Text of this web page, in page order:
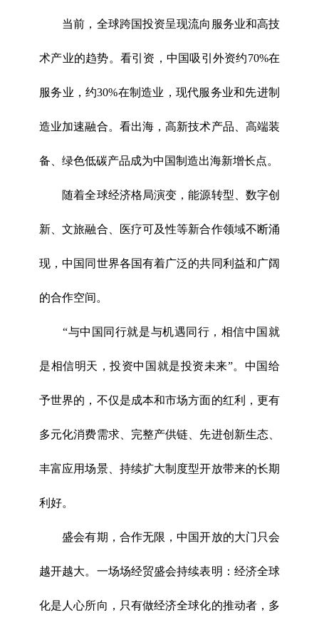
当前，全球跨国投资呈现流向服务业和高技
术产业的趋势。看引资，中国吸引外资约70%在
服务业，约30%在制造业，现代服务业和先进制
造业加速融合。看出海，高新技术产品、高端装
备、绿色低碳产品成为中国制造出海新增长点。
随着全球经济格局演变，能源转型、数字创
新、文旅融合、医疗可及性等新合作领域不断涌
现，中国同世界各国有着广泛的共同利益和广阔
的合作空间。
“与中国同行就是与机遇同行，相信中国就
是相信明天，投资中国就是投资未来”。中国给
予世界的，不仅是成本和市场方面的红利，更有
多元化消费需求、完整产供链、先进创新生态、
丰富应用场景、持续扩大制度型开放带来的长期
利好。
盛会有期，合作无限，中国开放的大门只会
越开越大。一场场经贸盛会持续表明：经济全球
化是人心所向，只有做经济全球化的推动者，多